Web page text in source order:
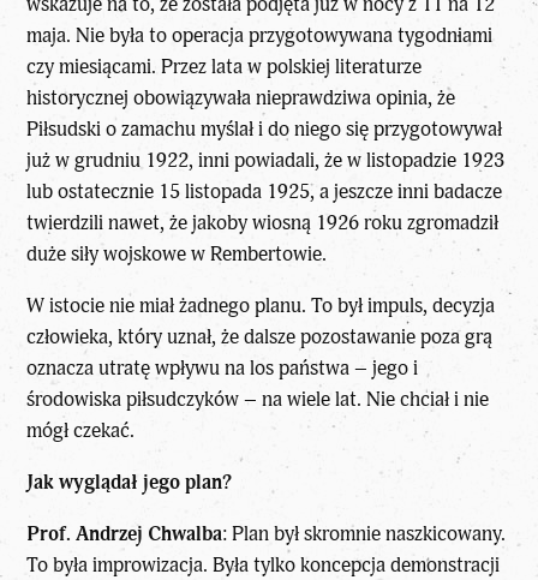
maja. Nie była to operacja przygotowywana tygodniami
czy miesiącami. Przez lata w polskiej literaturze
historycznej obowiązywała nieprawdziwa opinia, że
Piłsudski o zamachu myślał i do niego się przygotowywał
już w grudniu 1922, inni powiadali, że w listopadzie 1923
lub ostatecznie 15 listopada 1925, a jeszcze inni badacze
twierdzili nawet, że jakoby wiosną 1926 roku zgromadził
duże siły wojskowe w Rembertowie.
W istocie nie miał żadnego planu. To był impuls, decyzja
człowieka, który uznał, że dalsze pozostawanie poza grą
oznacza utratę wpływu na los państwa – jego i
środowiska piłsudczyków – na wiele lat. Nie chciał i nie
mógł czekać.
Jak wyglądał jego plan?
Prof. Andrzej Chwalba: Plan był skromnie naszkicowany.
To była improwizacja. Była tylko koncepcja demonstracji